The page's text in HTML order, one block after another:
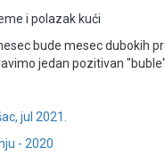
i polazak kući
bude mesec dubokih
jedan pozitivan
jul 2021.
- 2020